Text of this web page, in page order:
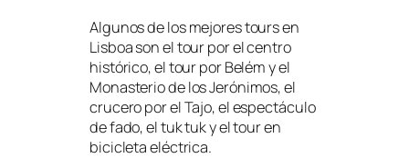
Algunos de los mejores tours en
Lisboa son el tour por el centro
histórico, el tour por Belém y el
Monasterio de los Jerónimos, el
crucero por el Tajo, el espectáculo
de fado, el tuk tuk y el tour en
bicicleta eléctrica.